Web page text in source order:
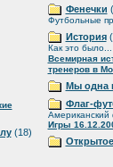
(18)
Фенечки
Футбольные
История
Как это было...
Всемирная
тренеров в
Мы одна
Флаг-
Американский
Игры